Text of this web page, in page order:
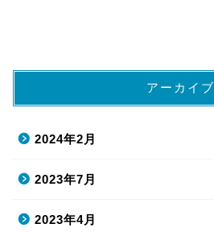
アーカイブ
2024年2月
2023年7月
2023年4月